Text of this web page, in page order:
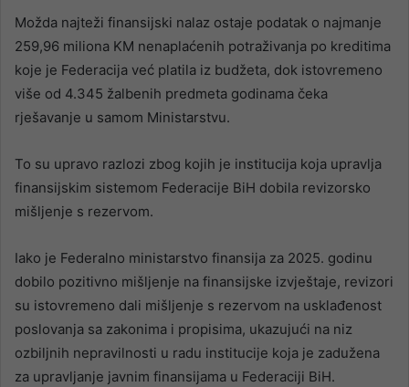
Možda najteži finansijski nalaz ostaje podatak o najmanje
259,96 miliona KM nenaplaćenih potraživanja po kreditima
koje je Federacija već platila iz budžeta, dok istovremeno
više od 4.345 žalbenih predmeta godinama čeka
rješavanje u samom Ministarstvu.
To su upravo razlozi zbog kojih je institucija koja upravlja
finansijskim sistemom Federacije BiH dobila revizorsko
mišljenje s rezervom.
Iako je Federalno ministarstvo finansija za 2025. godinu
dobilo pozitivno mišljenje na finansijske izvještaje, revizori
su istovremeno dali mišljenje s rezervom na usklađenost
poslovanja sa zakonima i propisima, ukazujući na niz
ozbiljnih nepravilnosti u radu institucije koja je zadužena
za upravljanje javnim finansijama u Federaciji BiH.